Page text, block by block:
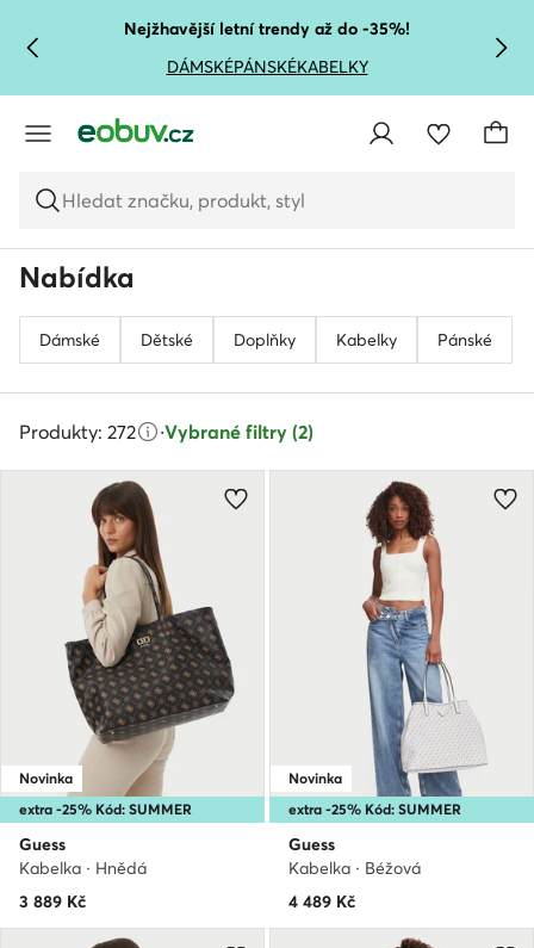
PŘEJÍT NA HLAVNÍ OBSAH
PŘEJÍT NA VYHLEDÁVÁNÍ
Nejžhavější letní trendy až do -35%!
DÁMSKÉPÁNSKÉKABELKY
Hledat značku, produkt, styl
Nabídka
Dámské Dětské Doplňky Kabelky Pánské
Produkty: 272 ·Vybrané filtry (2)
extra -25% Kód: SUMMER
Novinka
Guess
Kabelka · Hnědá
3 889 Kč
extra -25% Kód: SUMMER
Novinka
Guess
Kabelka · Béžová
4 489 Kč